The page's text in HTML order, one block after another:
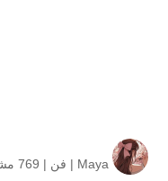
Maya
| فن | 769 مشاهدة